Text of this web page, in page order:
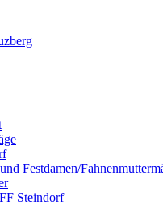
Festdamen/
Steindorf